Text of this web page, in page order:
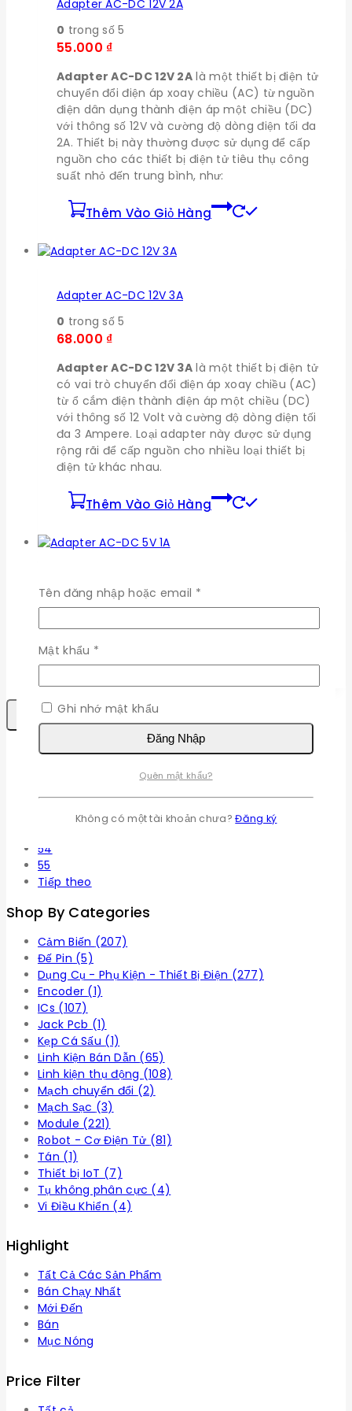
Adapter AC-DC 12V 2A
0 trong số 5
55.000 ₫
Adapter AC-DC 12V 2A là một thiết bị điện tử
chuyển đổi điện áp xoay chiều (AC) từ nguồn
điện dân dụng thành điện áp một chiều (DC)
với thông số 12V và cường độ dòng điện tối đa
2A. Thiết bị này thường được sử dụng để cấp
nguồn cho các thiết bị điện tử tiêu thụ công
suất nhỏ đến trung bình, như:
Thêm Vào Giỏ Hàng
Adapter AC-DC 12V 3A
0 trong số 5
68.000 ₫
Adapter AC-DC 12V 3A là một thiết bị điện tử
có vai trò chuyển đổi điện áp xoay chiều (AC)
từ ổ cắm điện thành điện áp một chiều (DC)
với thông số 12 Volt và cường độ dòng điện tối
đa 3 Ampere. Loại adapter này được sử dụng
rộng rãi để cấp nguồn cho nhiều loại thiết bị
điện tử khác nhau.
Thêm Vào Giỏ Hàng
Adapter AC-DC 5V 1A
0trong số 5
39.600₫
Thêm Vào Giỏ Hàng
Tải Trọng Hơn
1
4
54
55
Tiếp theo
Shop By Categories
Cảm Biến (207)
Đế Pin (5)
Dụng Cụ - Phụ Kiện - Thiết Bị Điện (277)
Encoder (1)
ICs (107)
Jack Pcb (1)
Kẹp Cá Sấu (1)
Linh Kiện Bán Dẫn (65)
Linh kiện thụ động (108)
Mạch chuyển đổi (2)
Mạch Sạc (3)
Module (221)
Robot - Cơ Điện Tử (81)
Tán (1)
Thiết bị IoT (7)
Tụ không phân cực (4)
Vi Điều Khiển (4)
Highlight
Tất Cả Các Sản Phẩm
Bán Chạy Nhất
Mới Đến
Bán
Mục Nóng
Price Filter
Tên đăng nhập hoặc email *Bắt
buộc
Mật khẩu *
buộc
Ghi nhớ mật khẩu
Đăng Nhập
Quên mật khẩu?
Không có một tài khoản chưa?Đăng ký